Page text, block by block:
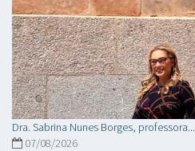
Dra. Sabrina Nunes Borges, professora...
07/08/2026